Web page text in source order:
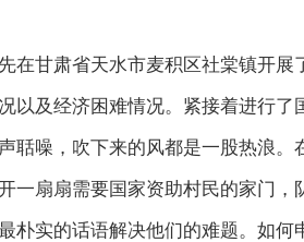
在甘肃省天水市麦积区社棠镇开展
以及经济困难情况。紧接着进行了
聒噪，吹下来的风都是一股热浪。
一扇扇需要国家资助村民的家门，
朴实的话语解决他们的难题。如何